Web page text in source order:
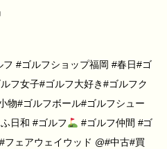
#ゴルフショップ福岡 #春日#ゴ
フ女子#ゴルフ大好き#ゴルフク
物#ゴルフボール#ゴルフシュー
日和 #ゴルフ
#ゴルフ仲間 #ゴ
ェアウェイウッド @#中古#買